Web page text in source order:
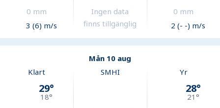
0 mm
3 (6) m/s
Ingen data
finns tillgänglig
0 mm
2 (- -) m/s
Mån 10 aug
Klart
29°
18°
SMHI Yr
28°
21°